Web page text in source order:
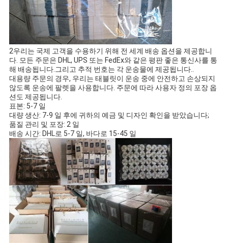
2우리는 국제 고객을 수용하기 위해 전 세계 배송 옵션을 제공합니
다. 모든 주문은 DHL, UPS 또는 FedEx와 같은 평판 좋은 통신사를 통
해 배송됩니다.그리고 추적 번호는 각 운송물에 제공됩니다..
대용량 주문의 경우, 우리는 태블릿이 운송 중에 안전하고 손상되지
않도록 운송에 팔렛을 사용합니다. 주문에 따라 사용자 정의 포장 옵
션도 제공됩니다.
표본: 5-7 일
대량 생산: 7-9 일 후에 귀하의 예금 및 디자인 확인을 받았습니다;
품질 관리 및 포장: 2 일
배송 시간: DHL로 5-7 일, 바다로 15-45 일